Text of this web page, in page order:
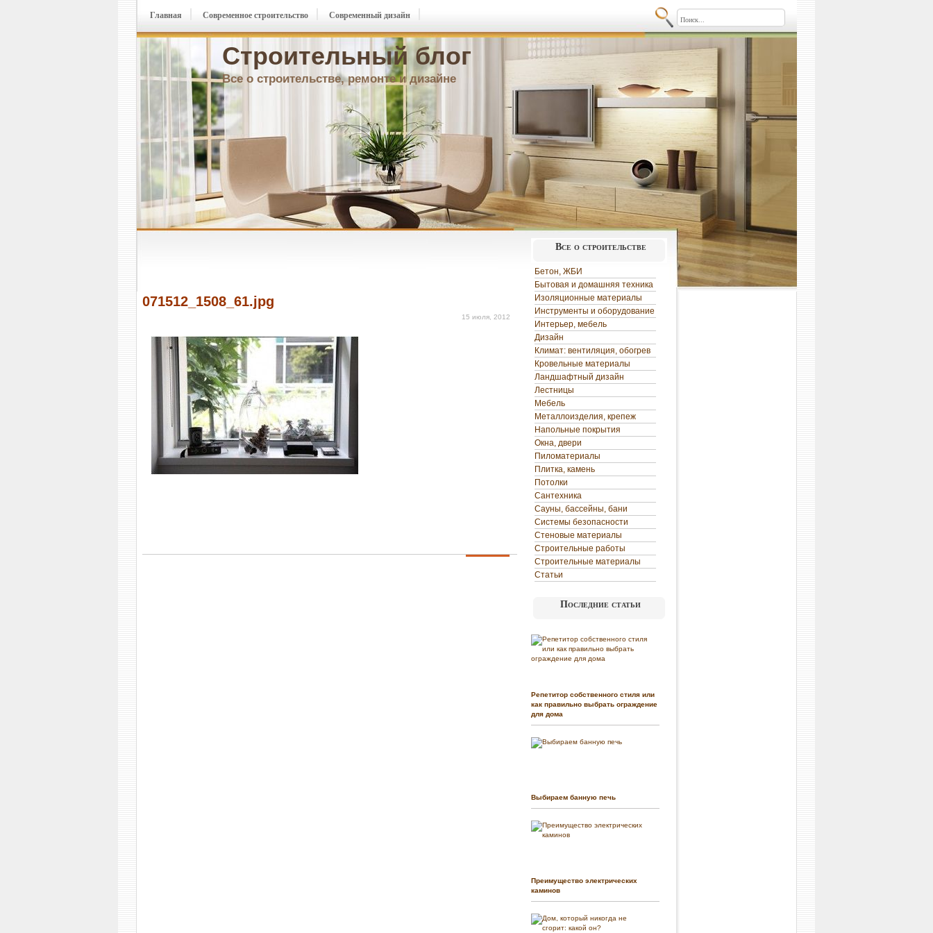
Строительный блог
Все о строительстве, ремонте и дизайне
Главная Современное строительство Современный дизайн
071512_1508_61.jpg
15 июля, 2012
Все о строительстве
Бетон, ЖБИ
Бытовая и домашняя техника
Изоляционные материалы
Инструменты и оборудование
Интерьер, мебель
Дизайн
Климат: вентиляция, обогрев
Кровельные материалы
Ландшафтный дизайн
Лестницы
Мебель
Металлоизделия, крепеж
Напольные покрытия
Окна, двери
Пиломатериалы
Плитка, камень
Потолки
Сантехника
Сауны, бассейны, бани
Системы безопасности
Стеновые материалы
Строительные работы
Строительные материалы
Статьи
Последние статьи
Репетитор собственного стиля или
как правильно выбрать ограждение
для дома
Выбираем банную печь
Преимущество электрических
каминов